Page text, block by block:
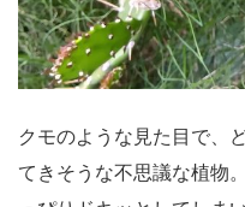
クモのような見た目で、
てきそうな不思議な植物